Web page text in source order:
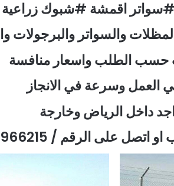
اقمشة #شبوك زراعية
والسواتر والبرجولات
حسب الطلب واسعار منافسة
العمل وسرعة في الانجاز
داخل الرياض وخارجة
على الرقم / 0555966215